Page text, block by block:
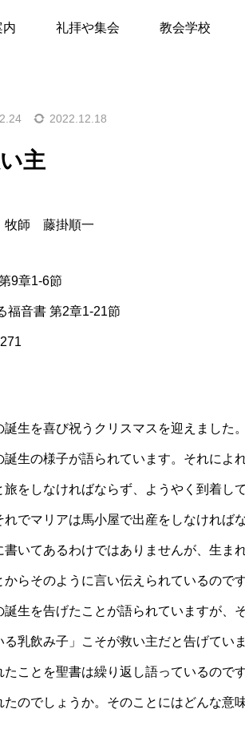
内 礼拝や集会 教会学校
副牧師より
ト教用語集
礼拝 飼い葉桶の救い主
2022.12.18
主
牧師 藤掛順一
9章1-6節
福音書 第2章1-21節
生を喜び祝うクリスマスを迎えました
生の様子が語られています。それによ
旅をしなければならず、ようやく到着し
でマリアは馬小屋で出産をしなければ
いてあるわけではありませんが、生ま
らそのように言い伝えられているので
生を告げたことが語られていますが、
乳飲み子」こそが救い主だと告げてい
ことを聖書は繰り返し語っているので
のでしょうか。そのことにはどんな意